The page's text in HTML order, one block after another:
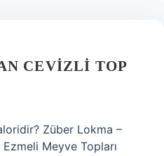
CEVIZLI TOP
Züber Lokma –
Ezmeli Meyve Topları